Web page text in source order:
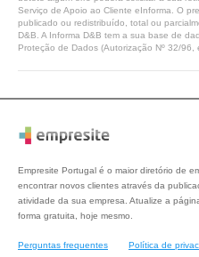
Serviço de Apoio ao Cliente eInforma. O
publicado ou redistribuído, total ou
D&B. A Informa D&B tem a sua base de
Proteção de Dados (Autorização Nº 32/96,
Empresite Portugal é o maior diretório de
encontrar novos clientes através da
atividade da sua empresa. Atualize a
forma gratuita, hoje mesmo.
Perguntas frequentes Política de